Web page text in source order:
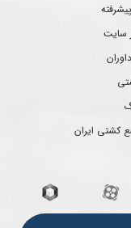
سایت
کشتی ایران